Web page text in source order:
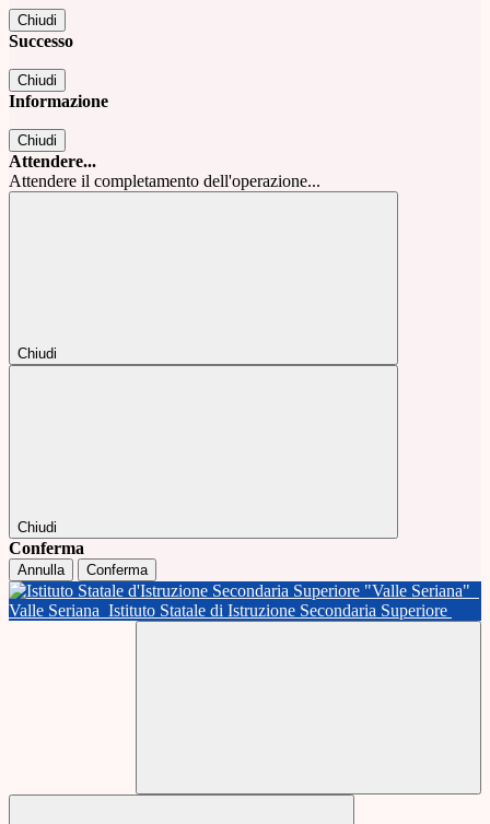
Chiudi
Successo
Chiudi
Informazione
Chiudi
Attendere...
Attendere il completamento dell'operazione...
Chiudi
Chiudi
Conferma
Annulla Conferma
Valle Seriana Istituto Statale di Istruzione Secondaria Superiore